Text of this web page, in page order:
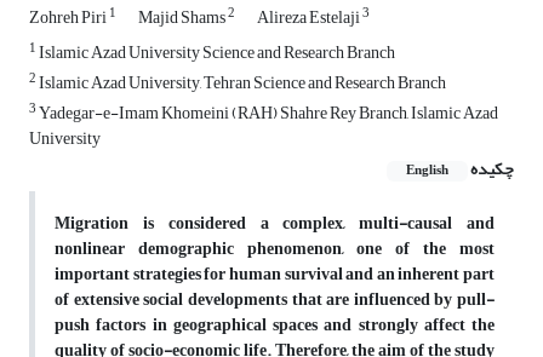
Zohreh Piri1 Majid Shams2 Alireza Estelaji3
1Islamic Azad University Science and Research Branch
2Islamic Azad University, Tehran Science and Research Branch
3Yadegar-e-Imam Khomeini (RAH) Shahre Rey Branch, Islamic Azad
University
چکیده
English
Migration is considered a complex, multi-causal and
nonlinear demographic phenomenon, one of the most
important strategies for human survival and an inherent part
of extensive social developments that are influenced by pull-
push factors in geographical spaces and strongly affect the